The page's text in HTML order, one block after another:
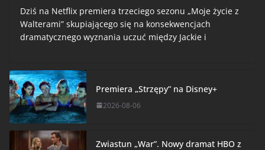
Dziś na Netflix premiera trzeciego sezonu „Moje życie z
Walterami” skupiającego się na konsekwencjach
dramatycznego wyznania uczuć między Jackie i
Premiera „Strzępy” na Disney+
2026-08-06
Zwiastun „War”. Nowy dramat HBO z